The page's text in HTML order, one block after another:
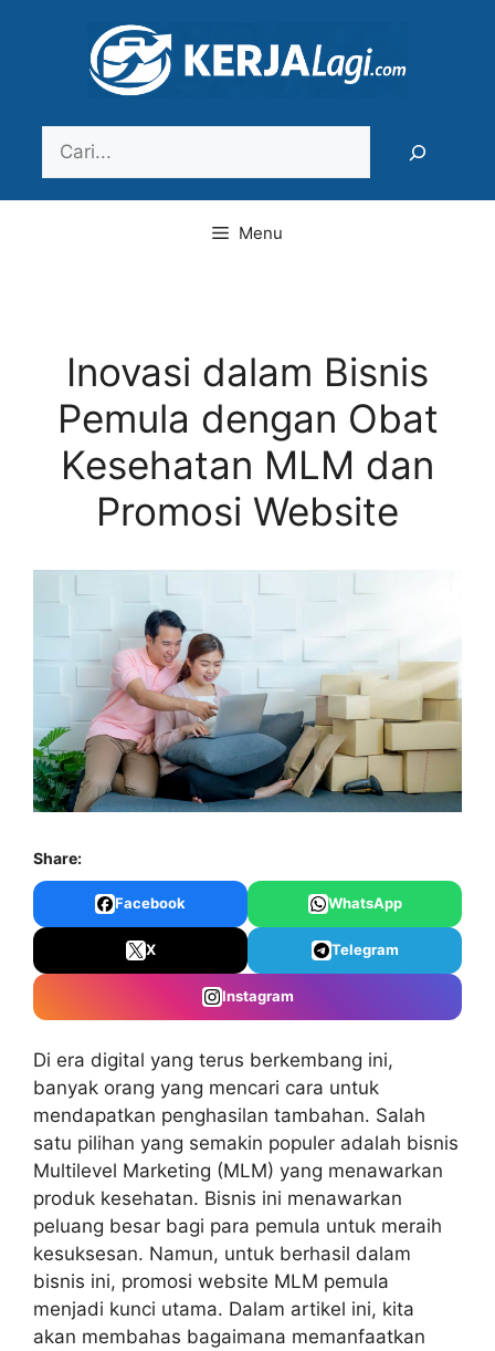
Menu
Inovasi dalam Bisnis
Pemula dengan Obat
Kesehatan MLM dan
Promosi Website
Share:
Facebook WhatsApp
X Telegram
Instagram
Di era digital yang terus berkembang ini,
banyak orang yang mencari cara untuk
mendapatkan penghasilan tambahan. Salah
satu pilihan yang semakin populer adalah bisnis
Multilevel Marketing (MLM) yang menawarkan
produk kesehatan. Bisnis ini menawarkan
peluang besar bagi para pemula untuk meraih
kesuksesan. Namun, untuk berhasil dalam
bisnis ini, promosi website MLM pemula
menjadi kunci utama. Dalam artikel ini, kita
akan membahas bagaimana memanfaatkan